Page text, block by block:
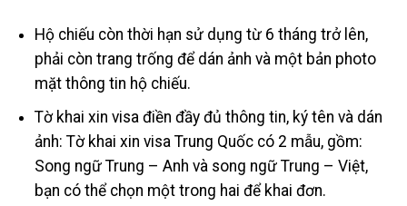
Hộ chiếu còn thời hạn sử dụng từ 6 tháng trở lên,
phải còn trang trống để dán ảnh và một bản photo
mặt thông tin hộ chiếu.
Tờ khai xin visa điền đầy đủ thông tin, ký tên và dán
ảnh: Tờ khai xin visa Trung Quốc có 2 mẫu, gồm:
Song ngữ Trung – Anh và song ngữ Trung – Việt,
bạn có thể chọn một trong hai để khai đơn.